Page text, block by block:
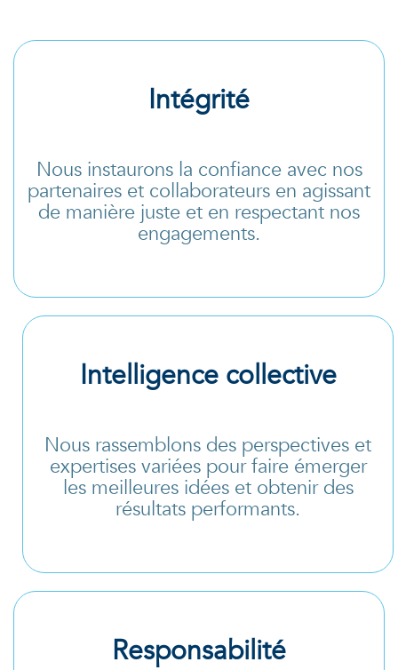
Intégrité
Nous instaurons la confiance avec nos
partenaires et collaborateurs en agissant
de manière juste et en respectant nos
engagements.
Intelligence collective
Nous rassemblons des perspectives et
expertises variées pour faire émerger
les meilleures idées et obtenir des
résultats performants.
Responsabilité